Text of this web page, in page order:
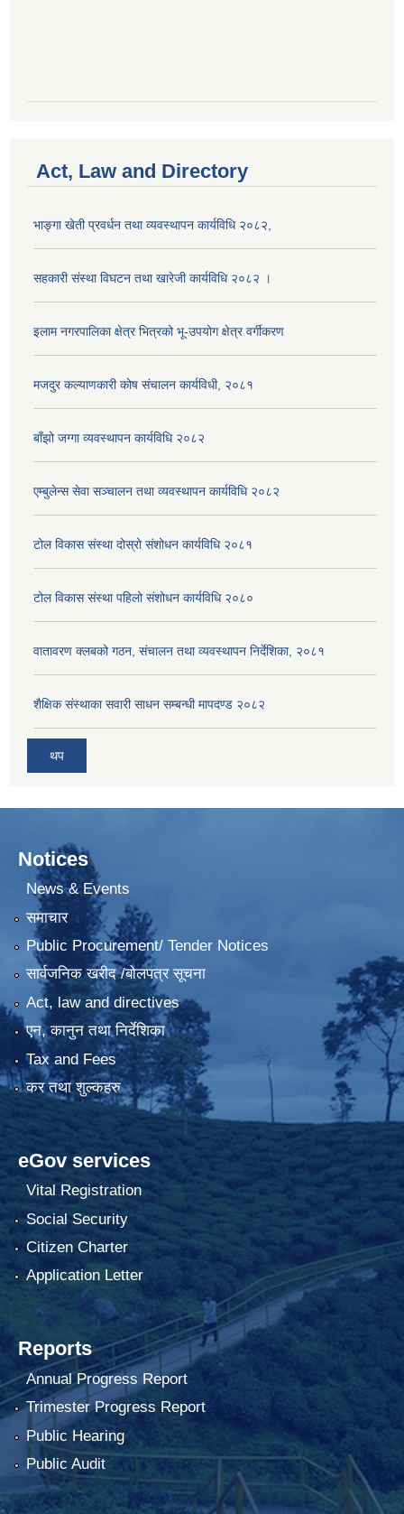
Act, Law and Directory
भाङ्गा खेती प्रवर्धन तथा व्यवस्थापन कार्यविधि २०८२,
सहकारी संस्था विघटन तथा खारेजी कार्यविधि २०८२ ।
इलाम नगरपालिका क्षेत्र भित्रको भू-उपयोग क्षेत्र वर्गीकरण
मजदुर कल्याणकारी कोष संचालन कार्यविधी, २०८१
बाँझो जग्गा व्यवस्थापन कार्यविधि २०८२
एम्बुलेन्स सेवा सञ्चालन तथा व्यवस्थापन कार्यविधि २०८२
टोल विकास संस्था दोस्रो संशोधन कार्यविधि २०८१
टोल विकास संस्था पहिलो संशोधन कार्यविधि २०८०
वातावरण क्लबको गठन, संचालन तथा व्यवस्थापन निर्देशिका, २०८१
शैक्षिक संस्थाका सवारी साधन सम्बन्धी मापदण्ड २०८२
थप
Notices
News & Events
समाचार
Public Procurement/ Tender Notices
सार्वजनिक खरीद /बोलपत्र सूचना
Act, law and directives
एन, कानुन तथा निर्देशिका
Tax and Fees
कर तथा शुल्कहरु
eGov services
Vital Registration
Social Security
Citizen Charter
Application Letter
Reports
Annual Progress Report
Trimester Progress Report
Public Hearing
Public Audit